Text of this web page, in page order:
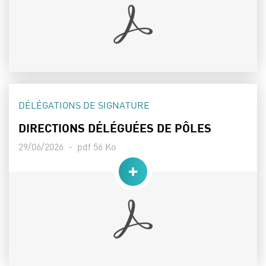
THÈME :
DÉLÉGATIONS DE SIGNATURE
DIRECTIONS DÉLÉGUÉES DE PÔLES
Date de publication :
29/06/2026 - Poids :
pdf 56 Ko